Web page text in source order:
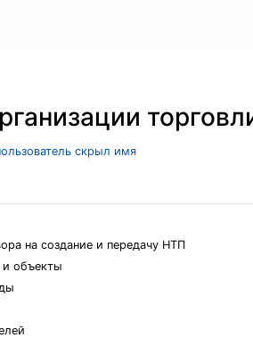
скрыл имя
на создание и передачу НТП
и объекты